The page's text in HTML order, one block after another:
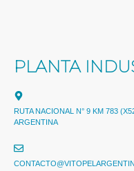
PLANTA
RUTA NACIONAL N° 9 KM 783
ARGENTINA